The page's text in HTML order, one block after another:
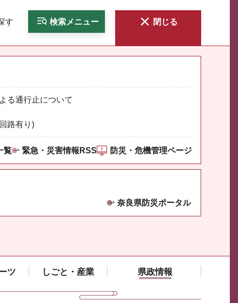
す 検索メニュー 閉じる
る通行止について
路有り)
覧 緊急・災害情報RSS 防災・危機管理ページ
奈良県防災ポータル
ツ しごと・産業 県政情報